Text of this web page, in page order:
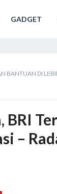
GADGET
BANTUAN DI
–